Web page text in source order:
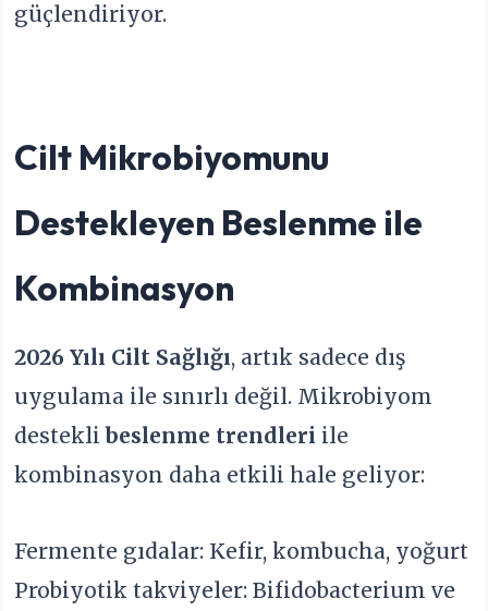
güçlendiriyor.
Cilt Mikrobiyomunu
Destekleyen Beslenme ile
Kombinasyon
2026 Yılı Cilt Sağlığı, artık sadece dış
uygulama ile sınırlı değil. Mikrobiyom
desteklibeslenme trendleri ile
kombinasyon daha etkili hale geliyor:
Fermente gıdalar: Kefir, kombucha, yoğurt
Probiyotik takviyeler: Bifidobacterium ve